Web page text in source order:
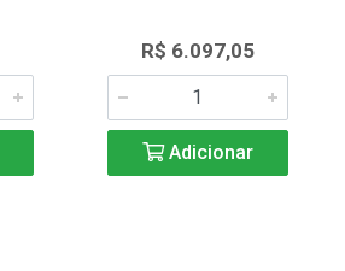
R$ 6.097,05
Adicionar